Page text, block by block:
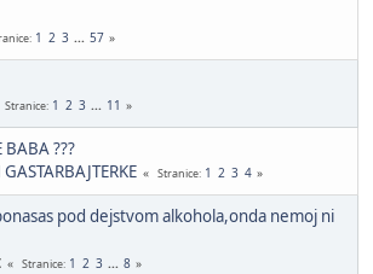
1 2 3 ... 57
Stranice 1 2 3 ... 11
BABA ???
Stranice 1 2 3 4
pod dejstvom alkohola,onda nemoj ni
Stranice 1 2 3 ... 8